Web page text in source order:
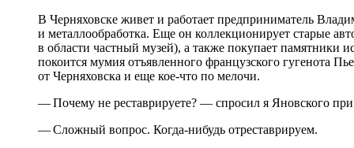
В Черняховске живет и работает предприниматель
и металлообработка. Еще он коллекционирует старые
в области частный музей), а также покупает памятники
покоится мумия отъявленного французского гугенота
от Черняховска и еще кое-что по мелочи.
— Почему не реставрируете? — спросил я Яновского при
— Сложный вопрос. Когда-нибудь отреставрируем.